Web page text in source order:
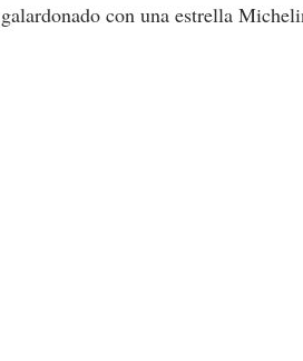
galardonado con una estrella